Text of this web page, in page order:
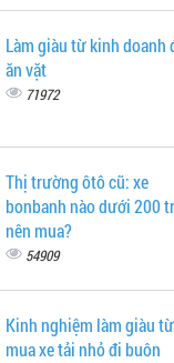
Làm giàu từ kinh doanh
ăn vặt
71972
Thị trường ôtô cũ: xe
bonbanh nào dưới 200
nên mua?
54909
Kinh nghiệm làm giàu từ
mua xe tải nhỏ đi buôn